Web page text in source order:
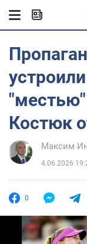
Костюк
Максим
4.06.2026
0